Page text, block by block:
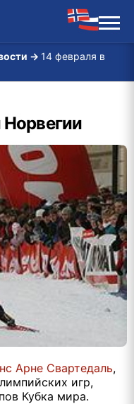
→ 14 февраля в
Норвегии
Арне Свартедаль,
игр,
Кубка мира.